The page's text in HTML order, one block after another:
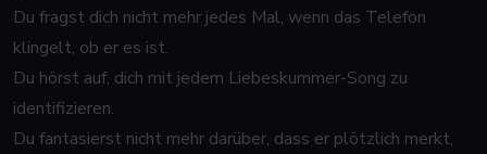
Du fragst dich nicht mehr jedes Mal, wenn das Telefon
klingelt, ob er es ist.
Du hörst auf, dich mit jedem Liebeskummer-Song zu
identifizieren.
Du fantasierst nicht mehr darüber, dass er plötzlich merkt,